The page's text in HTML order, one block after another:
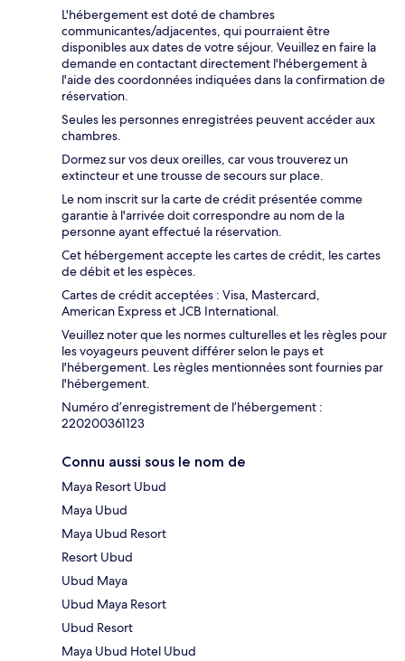
L'hébergement est doté de chambres
communicantes/adjacentes, qui pourraient être
disponibles aux dates de votre séjour. Veuillez en faire la
demande en contactant directement l'hébergement à
l'aide des coordonnées indiquées dans la confirmation de
réservation.
Seules les personnes enregistrées peuvent accéder aux
chambres.
Dormez sur vos deux oreilles, car vous trouverez un
extincteur et une trousse de secours sur place.
Le nom inscrit sur la carte de crédit présentée comme
garantie à l'arrivée doit correspondre au nom de la
personne ayant effectué la réservation.
Cet hébergement accepte les cartes de crédit, les cartes
de débit et les espèces.
Cartes de crédit acceptées : Visa, Mastercard,
American Express et JCB International.
Veuillez noter que les normes culturelles et les règles pour
les voyageurs peuvent différer selon le pays et
l'hébergement. Les règles mentionnées sont fournies par
l'hébergement.
Numéro d’enregistrement de l’hébergement :
220200361123
Connu aussi sous le nom de
Maya Resort Ubud
Maya Ubud
Maya Ubud Resort
Resort Ubud
Ubud Maya
Ubud Maya Resort
Ubud Resort
Maya Ubud Hotel Ubud